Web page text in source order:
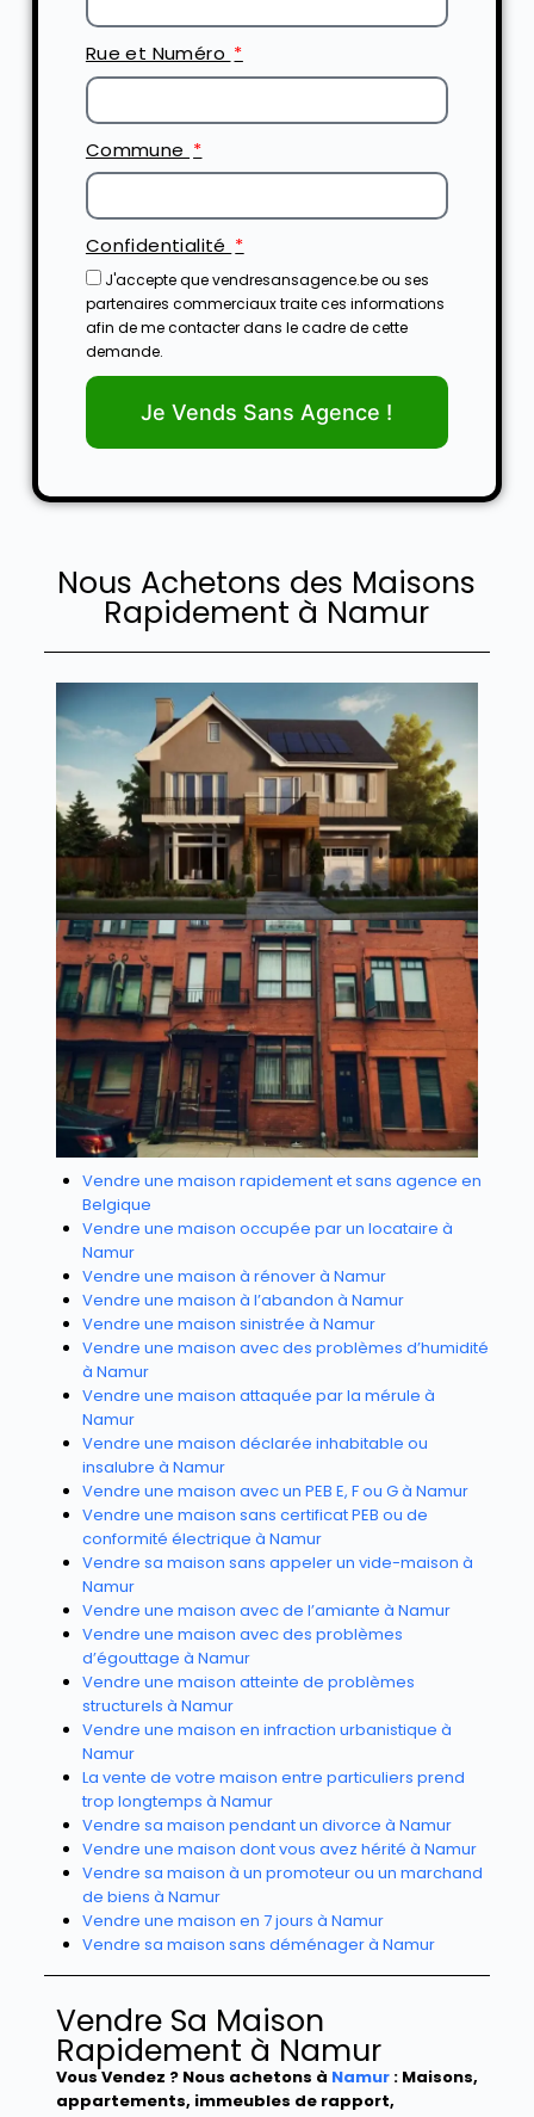
Rue et Numéro
Commune
Confidentialité
J'accepte que vendresansagence.be ou ses
partenaires commerciaux traite ces informations
afin de me contacter dans le cadre de cette
demande.
Je Vends Sans Agence !
Nous Achetons des Maisons
Rapidement à Namur
Vendre une maison rapidement et sans agence en
Belgique
Vendre une maison occupée par un locataire à
Namur
Vendre une maison à rénover à Namur
Vendre une maison à l’abandon à Namur
Vendre une maison sinistrée à Namur
Vendre une maison avec des problèmes d’humidité
à Namur
Vendre une maison attaquée par la mérule à
Namur
Vendre une maison déclarée inhabitable ou
insalubre à Namur
Vendre une maison avec un PEB E, F ou G à Namur
Vendre une maison sans certificat PEB ou de
conformité électrique à Namur
Vendre sa maison sans appeler un vide-maison à
Namur
Vendre une maison avec de l’amiante à Namur
Vendre une maison avec des problèmes
d’égouttage à Namur
Vendre une maison atteinte de problèmes
structurels à Namur
Vendre une maison en infraction urbanistique à
Namur
La vente de votre maison entre particuliers prend
trop longtemps à Namur
Vendre sa maison pendant un divorce à Namur
Vendre une maison dont vous avez hérité à Namur
Vendre sa maison à un promoteur ou un marchand
de biens à Namur
Vendre une maison en 7 jours à Namur
Vendre sa maison sans déménager à Namur
Vendre Sa Maison
Rapidement à Namur
Vous Vendez ? Nous achetons à Namur: Maisons,
appartements, immeubles de rapport,